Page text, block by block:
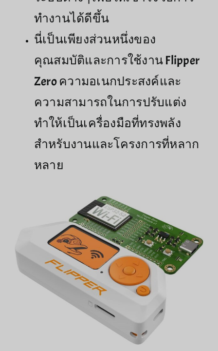
ทำงานได้ดีขึ้น
นี่เป็นเพียงส่วนหนึ่งของ
คุณสมบัติและการใช้งาน Flipper
Zero ความอเนกประสงค์และ
ความสามารถในการปรับแต่ง
ทำให้เป็นเครื่องมือที่ทรงพลัง
สำหรับงานและโครงการที่หลาก
หลาย